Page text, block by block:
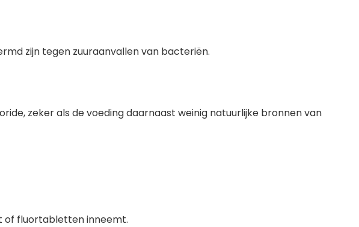
zijn tegen zuuraanvallen van bacteriën.
zeker als de voeding daarnaast weinig natuurlijke bronnen van
of fluortabletten inneemt.